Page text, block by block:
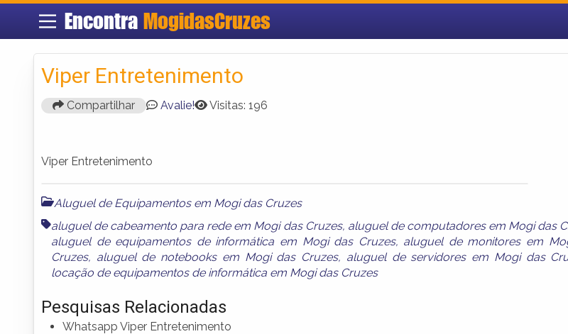
Encontra MogidasCruzes
Viper Entretenimento
Compartilhar Avalie! Visitas: 196
Viper Entretenimento
Aluguel de Equipamentos em Mogi das Cruzes
aluguel de cabeamento para rede em Mogi das Cruzes, aluguel de computadores em Mogi das
aluguel de equipamentos de informática em Mogi das Cruzes, aluguel de monitores em
Cruzes, aluguel de notebooks em Mogi das Cruzes, aluguel de servidores em Mogi das
locação de equipamentos de informática em Mogi das Cruzes
Pesquisas Relacionadas
Whatsapp Viper Entretenimento